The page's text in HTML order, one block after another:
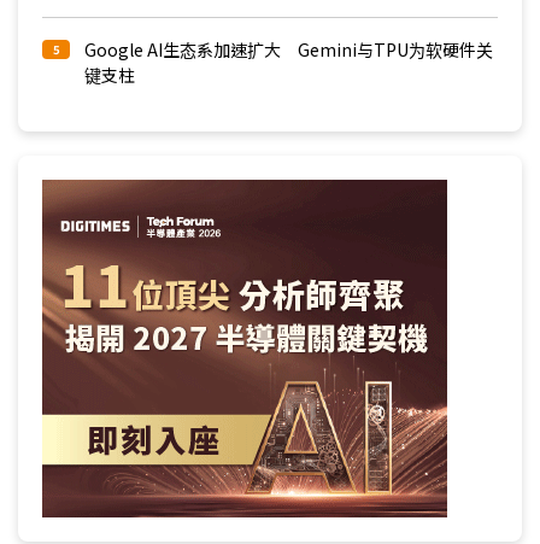
5
Google AI生态系加速扩大 Gemini与TPU为软硬件关
键支柱